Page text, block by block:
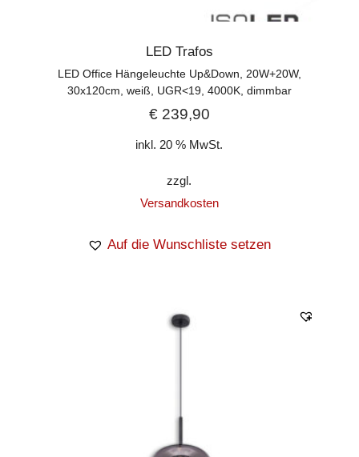
LED Trafos
LED Office Hängeleuchte Up&Down, 20W+20W,
30x120cm, weiß, UGR<19, 4000K, dimmbar
€239,90
inkl. 20 % MwSt.
zzgl.
Versandkosten
Auf die Wunschliste setzen